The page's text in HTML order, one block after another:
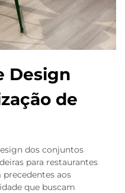
Design
de
dos conjuntos
para restaurantes
aos
que buscam